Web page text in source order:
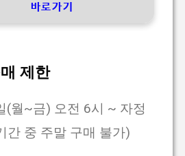
제한
(월~금) 오전 6시 ~ 자정
중 주말 구매 불가)
바로가기